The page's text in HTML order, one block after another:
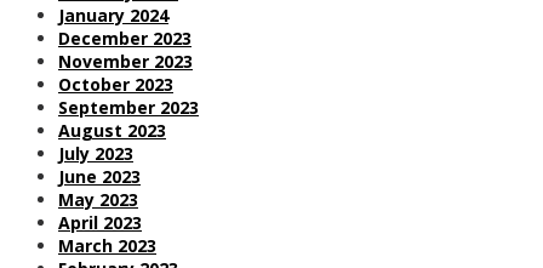
January 2024
December 2023
November 2023
October 2023
September 2023
August 2023
July 2023
June 2023
May 2023
April 2023
March 2023